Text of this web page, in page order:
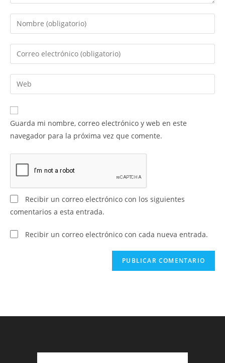
Guarda mi nombre, correo electrónico y web en este
navegador para la próxima vez que comente.
Recibir un correo electrónico con los siguientes
comentarios a esta entrada.
Recibir un correo electrónico con cada nueva entrada.